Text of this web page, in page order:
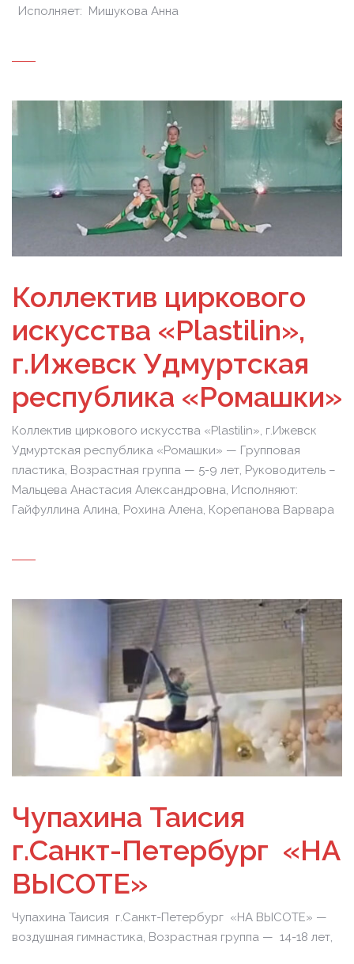
Исполняет: Мишукова Анна
Коллектив циркового
искусства «Plastilin»,
г.Ижевск Удмуртская
республика «Ромашки»
Коллектив циркового искусства «Plastilin», г.Ижевск
Удмуртская республика «Ромашки» — Групповая
пластика, Возрастная группа — 5-9 лет, Руководитель –
Мальцева Анастасия Александровна, Исполняют:
Гайфуллина Алина, Рохина Алена, Корепанова Варвара
Чупахина Таисия
г.Санкт-Петербург «НА
ВЫСОТЕ»
Чупахина Таисия г.Санкт-Петербург «НА ВЫСОТЕ» —
воздушная гимнастика, Возрастная группа — 14-18 лет,